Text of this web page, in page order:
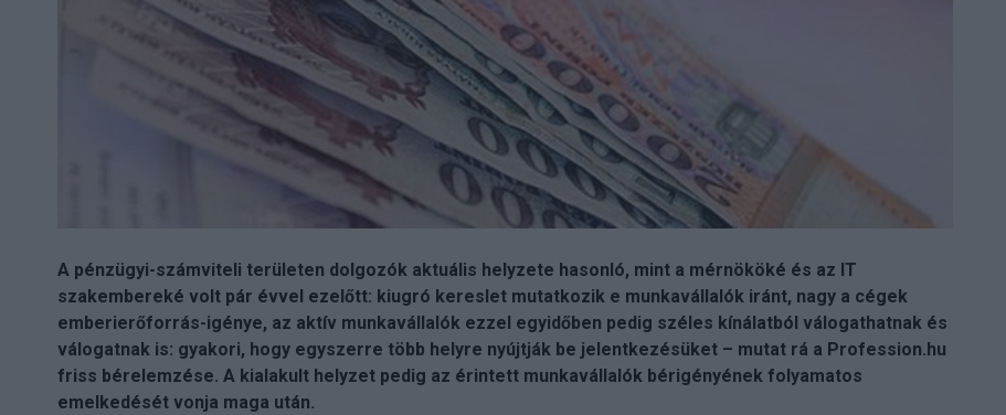
A pénzügyi-számviteli területen dolgozók aktuális helyzete hasonló, mint a mérnököké és az IT
szakembereké volt pár évvel ezelőtt: kiugró kereslet mutatkozik e munkavállalók iránt, nagy a cégek
emberierőforrás-igénye, az aktív munkavállalók ezzel egyidőben pedig széles kínálatból válogathatnak és
válogatnak is: gyakori, hogy egyszerre több helyre nyújtják be jelentkezésüket – mutat rá a Profession.hu
friss bérelemzése. A kialakult helyzet pedig az érintett munkavállalók bérigényének folyamatos
emelkedését vonja maga után.